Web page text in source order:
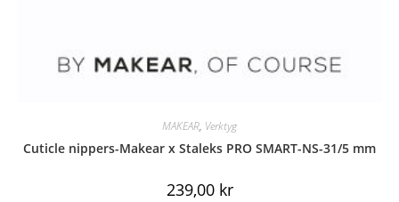
MAKEAR, Verktyg
Cuticle nippers-Makear x Staleks PRO SMART-NS-31/5 mm
239,00 kr